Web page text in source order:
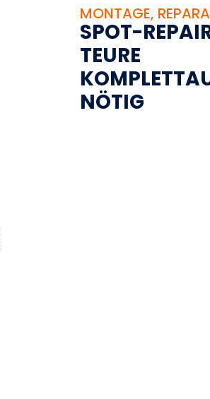
MONTAGE,
SPOT-REPAI
TEURE
KOMPLETTA
NÖTIG